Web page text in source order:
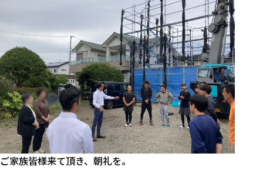
ご家族皆様来て頂き、朝礼を。